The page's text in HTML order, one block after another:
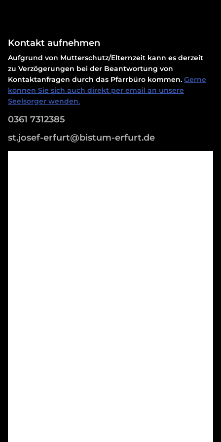
Kontakt aufnehmen
Aufgrund von Mutterschutz/Elternzeit kann es derzeit
zu Verzögerungen bei der Beantwortung von
Kontaktanfragen durch das Pfarrbüro kommen. Gerne
können Sie sich auch direkt per email an unsere
Seelsorger wenden.
0361 7312385
st.josef-erfurt@bistum-erfurt.de